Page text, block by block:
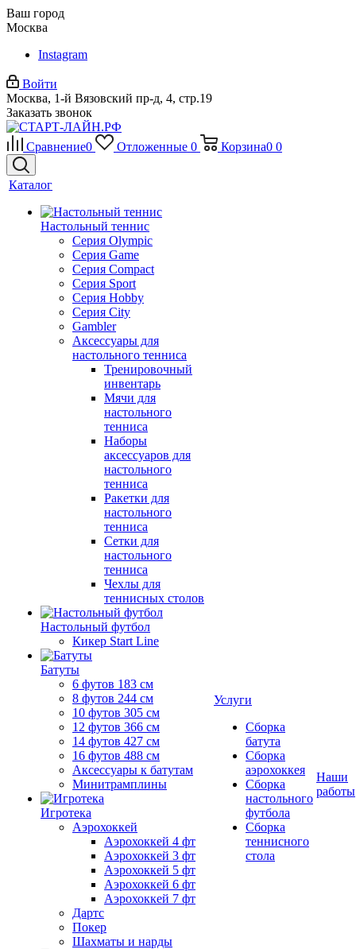
Ваш город
Москва
Instagram
Войти
Москва, 1-й Вязовский пр-д, 4, стр.19
Заказать звонок
Сравнение0 Отложенные 0 Корзина0 0
Каталог
Настольный теннис
Серия Olympic
Серия Game
Серия Compact
Серия Sport
Серия Hobby
Серия City
Gambler
Аксессуары для
настольного тенниса
Тренировочный
инвентарь
Мячи для
настольного
тенниса
Наборы
аксессуаров для
настольного
тенниса
Ракетки для
настольного
тенниса
Сетки для
настольного
тенниса
Чехлы для
теннисных столов
Настольный футбол
Кикер Start Line
Батуты
6 футов 183 см
8 футов 244 см
10 футов 305 см
12 футов 366 см
14 футов 427 см
16 футов 488 см
Аксессуары к батутам
Минитрамплины
Игротека
Аэрохоккей
Аэрохоккей 4 фт
Аэрохоккей 3 фт
Аэрохоккей 5 фт
Аэрохоккей 6 фт
Аэрохоккей 7 фт
Дартс
Покер
Шахматы и нарды
Услуги
Сборка
батута
Сборка
аэрохоккея
Сборка
настольного
футбола
Сборка
теннисного
стола
Наши
работы